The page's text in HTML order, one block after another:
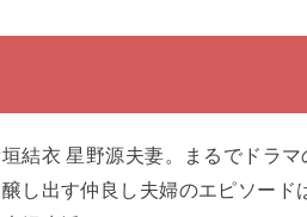
結衣 星野源夫妻。まるでドラ
し出す仲良し夫婦のエピソード